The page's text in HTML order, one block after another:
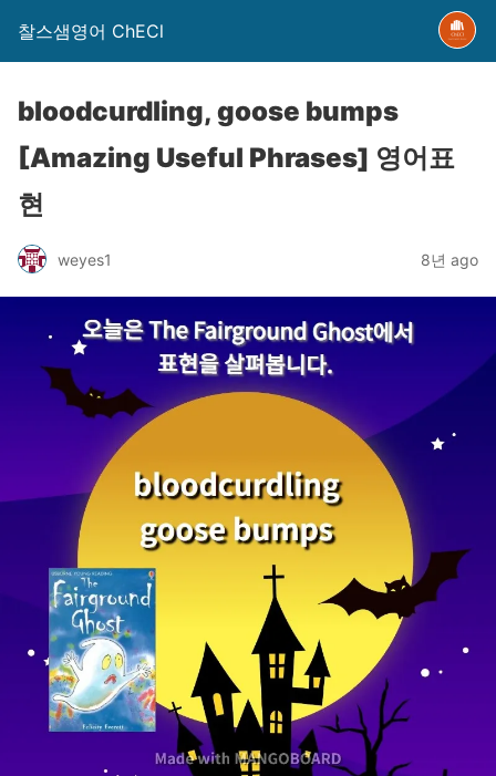
찰스샘영어 ChECl
bloodcurdling, goose bumps
[Amazing Useful Phrases] 영어표
현
weyes1 8년 ago